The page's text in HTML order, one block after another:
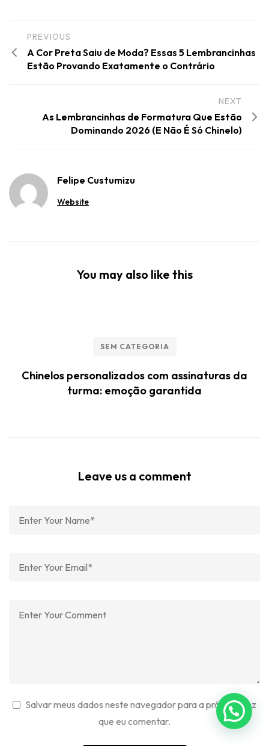
PREVIOUS
A Cor Preta Saiu de Moda? Essas 5 Lembrancinhas
Estão Provando Exatamente o Contrário
NEXT
As Lembrancinhas de Formatura Que Estão
Dominando 2026 (E Não É Só Chinelo)
Felipe Custumizu
Website
You may also like this
SEM CATEGORIA
Chinelos personalizados com assinaturas da
turma: emoção garantida
Leave us a comment
Salvar meus dados neste navegador para a próxima vez
que eu comentar.